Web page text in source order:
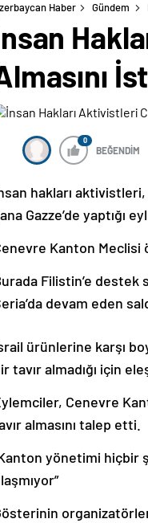
Haber Gündem
0
BEĞENDİM
hakları
Gazze’de yaptığı
Kanton Meclisi
Filistin’e destek
devam eden
ürünlerine karşı
tavır almadığı için
Cenevre
almasını talep etti.
yönetimi hiçbir